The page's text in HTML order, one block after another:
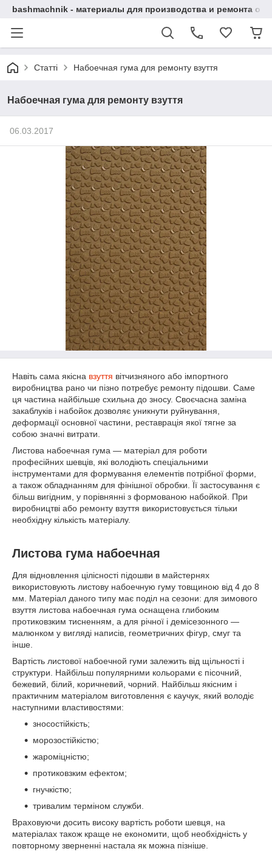
bashmachnik - материалы для производства и ремонта
Статті Набоечная гума для ремонту взуття
Набоечная гума для ремонту взуття
06.03.2017
Навіть сама якісна взуття вітчизняного або імпортного
виробництва рано чи пізно потребує ремонту підошви. Саме
ця частина найбільше схильна до зносу. Своєчасна заміна
закаблуків і набойок дозволяє уникнути руйнування,
деформації основної частини, реставрація якої тягне за
собою значні витрати.
Листова набоечная гума — матеріал для роботи
професійних шевців, які володіють спеціальними
інструментами для формування елементів потрібної форми,
а також обладнанням для фінішної обробки. Її застосування є
більш вигідним, у порівнянні з формованою набойкой. При
виробництві або ремонту взуття використовується тільки
необхідну кількість матеріалу.
Листова гума набоечная
Для відновлення цілісності підошви в майстернях
використовують листову набоечную гуму товщиною від 4 до 8
мм. Матеріал даного типу має поділ на сезони: для зимового
взуття листова набоечная гума оснащена глибоким
протиковзким тисненням, а для річної і демісезонного —
малюнком у вигляді написів, геометричних фігур, смуг та
інше.
Вартість листової набоечной гуми залежить від щільності і
структури. Найбільш популярними кольорами є пісочний,
бежевий, білий, коричневий, чорний. Найбільш якісним і
практичним матеріалом виготовлення є каучук, який володіє
наступними властивостями:
зносостійкість;
морозостійкістю;
жароміцністю;
протиковзким ефектом;
гнучкістю;
тривалим терміном служби.
Враховуючи досить високу вартість роботи шевця, на
матеріалах також краще не економити, щоб необхідність у
повторному зверненні настала як можна пізніше.